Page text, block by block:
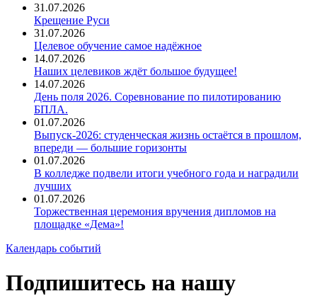
31.07.2026
Крещение Руси
31.07.2026
Целевое обучение самое надёжное
14.07.2026
Наших целевиков ждёт большое будущее!
14.07.2026
День поля 2026. Соревнование по пилотированию
БПЛА.
01.07.2026
Выпуск-2026: студенческая жизнь остаётся в прошлом,
впереди — большие горизонты
01.07.2026
В колледже подвели итоги учебного года и наградили
лучших
01.07.2026
Торжественная церемония вручения дипломов на
площадке «Дема»!
Календарь событий
Подпишитесь на нашу